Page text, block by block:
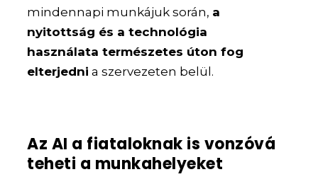
mindennapi munkájuk során, a
nyitottság és a technológia
használata természetes úton fog
elterjedni a szervezeten belül.
Az AI a fiataloknak is vonzóvá
teheti a munkahelyeket